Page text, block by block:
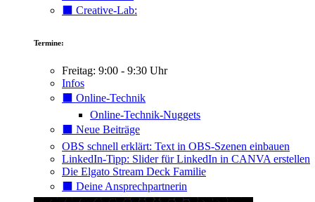
⬛️ Creative-Lab:
Termine:
Freitag: 9:00 - 9:30 Uhr
Infos
⬛️ Online-Technik
Online-Technik-Nuggets
⬛️ Neue Beiträge
OBS schnell erklärt: Text in OBS-Szenen einbauen
LinkedIn-Tipp: Slider für LinkedIn in CANVA erstellen
Die Elgato Stream Deck Familie
⬛️ Deine Ansprechpartnerin